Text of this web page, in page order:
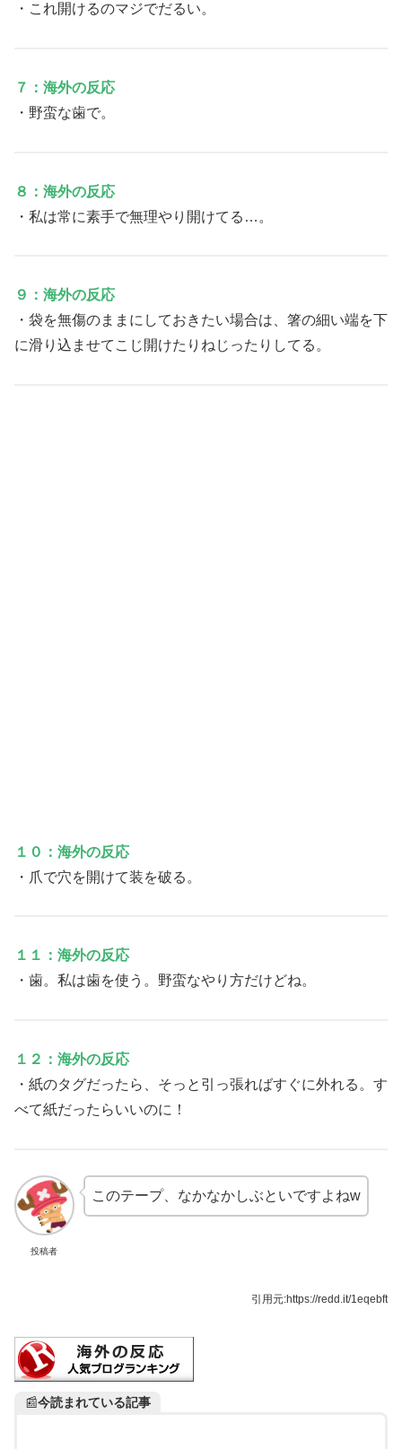
・これ開けるのマジでだるい。
７：海外の反応
・野蛮な歯で。
８：海外の反応
・私は常に素手で無理やり開けてる…。
９：海外の反応
・袋を無傷のままにしておきたい場合は、箸の細い端を下
に滑り込ませてこじ開けたりねじったりしてる。
１０：海外の反応
・爪で穴を開けて装を破る。
１１：海外の反応
・歯。私は歯を使う。野蛮なやり方だけどね。
１２：海外の反応
・紙のタグだったら、そっと引っ張ればすぐに外れる。す
べて紙だったらいいのに！
投稿者
このテープ、なかなかしぶといですよねw
引用元:https://redd.it/1eqebft
📰今読まれている記事